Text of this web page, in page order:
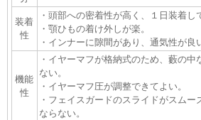
装着
性
・頭部への密着性が高く、１日装着し
・顎ひもの着け外しが楽。
・インナーに隙間があり、通気性が良
機能
性
・イヤーマフが格納式のため、藪の
ない。
・イヤーマフ圧が調整できてよい。
・フェイスガードのスライドがスムー
ならない。